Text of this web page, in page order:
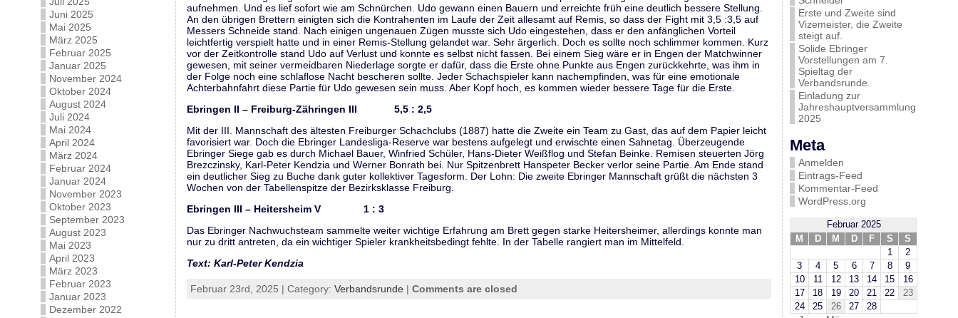
Juni 2025
Mai 2025
März 2025
Februar 2025
Januar 2025
November 2024
Oktober 2024
August 2024
Juli 2024
Mai 2024
April 2024
März 2024
Februar 2024
Januar 2024
November 2023
Oktober 2023
September 2023
August 2023
Mai 2023
April 2023
März 2023
Februar 2023
Januar 2023
Dezember 2022
aufnehmen. Und es lief sofort wie am Schnürchen. Udo gewann einen Bauern und erreichte früh eine deutlich bessere Stellung.
An den übrigen Brettern einigten sich die Kontrahenten im Laufe der Zeit allesamt auf Remis, so dass der Fight mit 3,5 :3,5 auf
Messers Schneide stand. Nach einigen ungenauen Zügen musste sich Udo eingestehen, dass er den anfänglichen Vorteil
leichtfertig verspielt hatte und in einer Remis-Stellung gelandet war. Sehr ärgerlich. Doch es sollte noch schlimmer kommen. Kurz
vor der Zeitkontrolle stand Udo auf Verlust und konnte es selbst nicht fassen. Bei einem Sieg wäre er in Engen der Matchwinner
gewesen, mit seiner vermeidbaren Niederlage sorgte er dafür, dass die Erste ohne Punkte aus Engen zurückkehrte, was ihm in
der Folge noch eine schlaflose Nacht bescheren sollte. Jeder Schachspieler kann nachempfinden, was für eine emotionale
Achterbahnfahrt diese Partie für Udo gewesen sein muss. Aber Kopf hoch, es kommen wieder bessere Tage für die Erste.
Ebringen II – Freiburg-Zähringen III 5,5 : 2,5
Mit der III. Mannschaft des ältesten Freiburger Schachclubs (1887) hatte die Zweite ein Team zu Gast, das auf dem Papier leicht
favorisiert war. Doch die Ebringer Landesliga-Reserve war bestens aufgelegt und erwischte einen Sahnetag. Überzeugende
Ebringer Siege gab es durch Michael Bauer, Winfried Schüler, Hans-Dieter Weißflog und Stefan Beinke. Remisen steuerten Jörg
Brezczinsky, Karl-Peter Kendzia und Werner Bonrath bei. Nur Spitzenbrett Hanspeter Becker verlor seine Partie. Am Ende stand
ein deutlicher Sieg zu Buche dank guter kollektiver Tagesform. Der Lohn: Die zweite Ebringer Mannschaft grüßt die nächsten 3
Wochen von der Tabellenspitze der Bezirksklasse Freiburg.
Ebringen III – Heitersheim V 1 : 3
Das Ebringer Nachwuchsteam sammelte weiter wichtige Erfahrung am Brett gegen starke Heitersheimer, allerdings konnte man
nur zu dritt antreten, da ein wichtiger Spieler krankheitsbedingt fehlte. In der Tabelle rangiert man im Mittelfeld.
Text: Karl-Peter Kendzia
Februar 23rd, 2025 | Category: Verbandsrunde | Comments are closed
Erste und Zweite sind
Vizemeister, die Zweite
steigt auf.
Solide Ebringer
Vorstellungen am 7.
Spieltag der
Verbandsrunde.
Einladung zur
Jahreshauptversammlung
2025
Meta
Anmelden
Eintrags-Feed
Kommentar-Feed
WordPress.org
Februar 2025
M
D M D F S
S
1
2
3
4 5 6 7 8
9
10
11 12 13 14 15
16
17
18 19 20 21 22
23
24
25 26 27 28